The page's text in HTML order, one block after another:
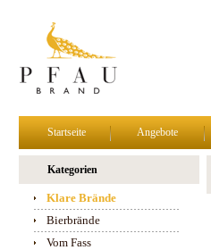
Startseite Angebote
Kategorien
Klare Brände
Bierbrände
Vom Fass